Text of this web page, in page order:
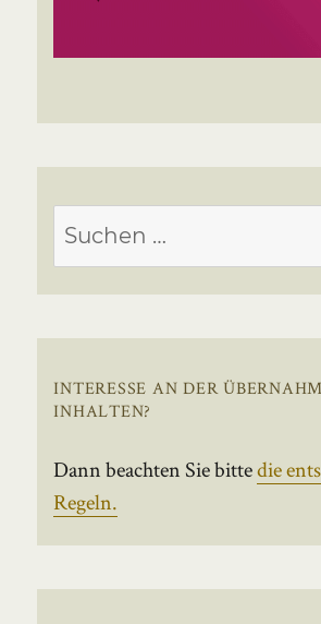
Suchen
nach:
INTERESSE AN DER
INHALTEN?
Dann beachten Sie bittedie
Regeln.